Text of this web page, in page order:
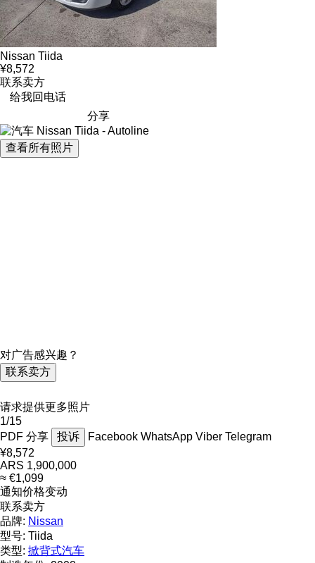
Nissan Tiida
¥8,572
联系卖方
给我回电话
分享
查看所有照片
对广告感兴趣？
联系卖方
请求提供更多照片
1/15
PDF 分享 投诉 Facebook WhatsApp Viber Telegram
¥8,572
ARS 1,900,000
≈ €1,099
通知价格变动
联系卖方
品牌: Nissan
型号: Tiida
类型: 掀背式汽车